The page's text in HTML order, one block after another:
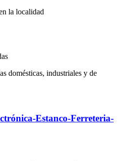
la localidad
domésticas, industriales y de
Estanco-Ferreteria-